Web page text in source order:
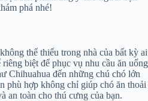
phá nhé!
thể thiếu trong nhà của bất kỳ ai
biệt để phục vụ nhu cầu ăn uống
Chihuahua đến những chú chó lớn
phù hợp không chỉ giúp chó ăn thoải
an toàn cho thú cưng của bạn.